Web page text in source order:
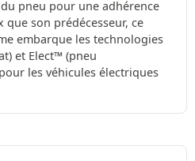
pneu pour une adhérence
son prédécesseur, ce
embarque les technologies
et Elect™ (pneu
les véhicules électriques